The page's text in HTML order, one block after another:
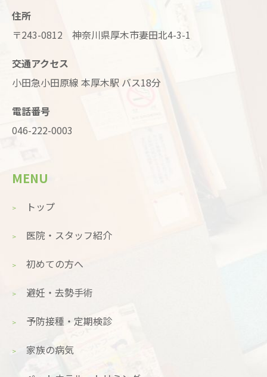
住所
〒243-0812 神奈川県厚木市妻田北4-3-1
交通アクセス
小田急小田原線 本厚木駅 バス18分
電話番号
046-222-0003
MENU
トップ
医院・スタッフ紹介
初めての方へ
避妊・去勢手術
予防接種・定期検診
家族の病気